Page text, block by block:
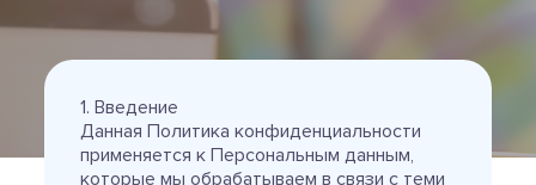
1. Введение
Данная Политика конфиденциальности
применяется к Персональным данным,
которые мы обрабатываем в связи с теми